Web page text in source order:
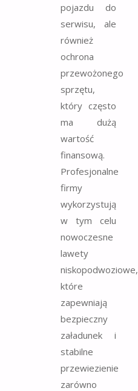
pojazdu do
serwisu, ale
również
ochrona
przewożonego
sprzętu,
który często
ma dużą
wartość
finansową.
Profesjonalne
firmy
wykorzystują
w tym celu
nowoczesne
lawety
niskopodwoziowe,
które
zapewniają
bezpieczny
załadunek i
stabilne
przewiezienie
zarówno